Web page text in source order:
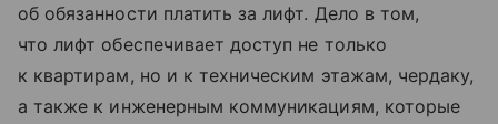
об обязанности платить за лифт. Дело в том,
что лифт обеспечивает доступ не только
к квартирам, но и к техническим этажам, чердаку,
а также к инженерным коммуникациям, которые